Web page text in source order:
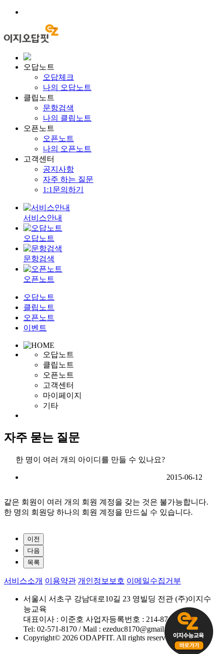
오답노트
오답체크
나의 오답노트
클립노트
문항검색
나의 클립노트
오픈노트
오픈노트
나의 오픈노트
고객센터
공지사항
자주 하는 질문
1:1문의하기
서비스안내
오답노트
문항검색
오픈노트
오답노트
클립노트
오픈노트
이벤트
오답노트
클립노트
오픈노트
고객센터
마이페이지
기타
자주 묻는 질문
한 명이 여러 개의 아이디를 만들 수 있나요?
2015-06-12
같은 회원이 여러 개의 회원 계정을 갖는 것은 불가능합니다.
한 명의 회원당 하나의 회원 계정을 만드실 수 있습니다.
이전
다음
목록
서비스소개 이용약관 개인정보보호 이메일수집거부
서울시 서초구 강남대로10길 23 영빌딩 전관 (주)이지수
능교육
대표이사 : 이준호 사업자등록번호 : 214-87-58927
Tel: 02-571-8170 / Mail : ezeduc8170@gmail.com
Copyright© 2026 ODAPFIT. All rights reserved.